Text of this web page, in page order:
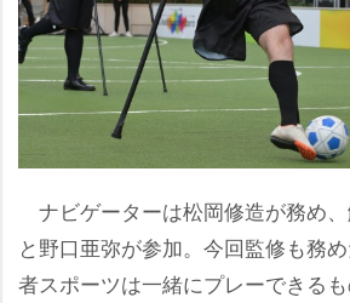
ナビゲーターは松岡修造が務め
と野口亜弥が参加。今回監修も務
者スポーツは一緒にプレーできる